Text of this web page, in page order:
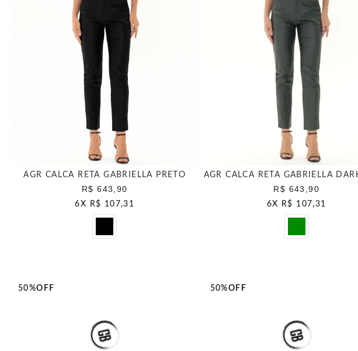
AGR CALCA RETA GABRIELLA PRETO
R$ 643,90
6X R$ 107,31
R$ 643,90
6X R$ 107,31
50%OFF 50%OFF